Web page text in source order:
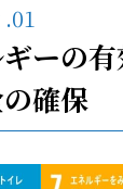
ーの
確保